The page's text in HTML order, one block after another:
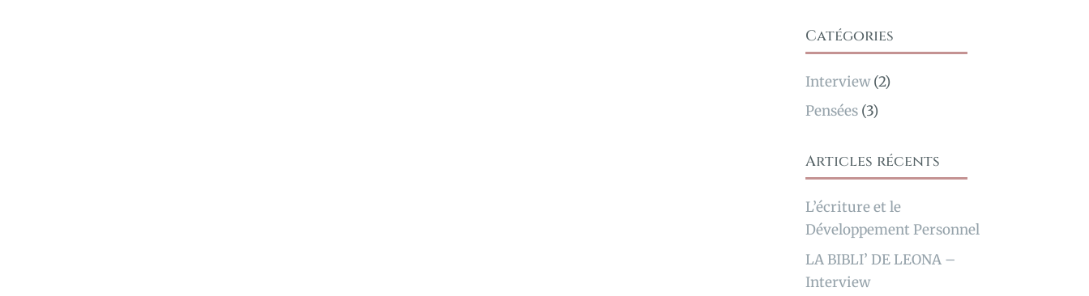
Catégories
Interview(2)
Pensées (3)
Articles récents
L’écriture et le
Développement Personnel
LA BIBLI’ DE LEONA –
Interview